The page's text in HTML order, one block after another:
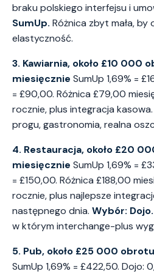
braku polskiego interfejsu i
SumUp. Różnica zbyt mała,
elastyczność.
3. Kawiarnia, około £10 000
miesięcznie SumUp 1,69% =
= £90,00. Różnica £79,00
rocznie, plus integracja kasowa.
progu, gastronomia, realna
4. Restauracja, około £20
miesięcznie SumUp 1,69% =
= £150,00. Różnica £188,00
rocznie, plus najlepsze
następnego dnia. Wybór: Dojo.
w którym interchange-plus
5. Pub, około £25 000
SumUp 1,69% = £422,50. Dojo: